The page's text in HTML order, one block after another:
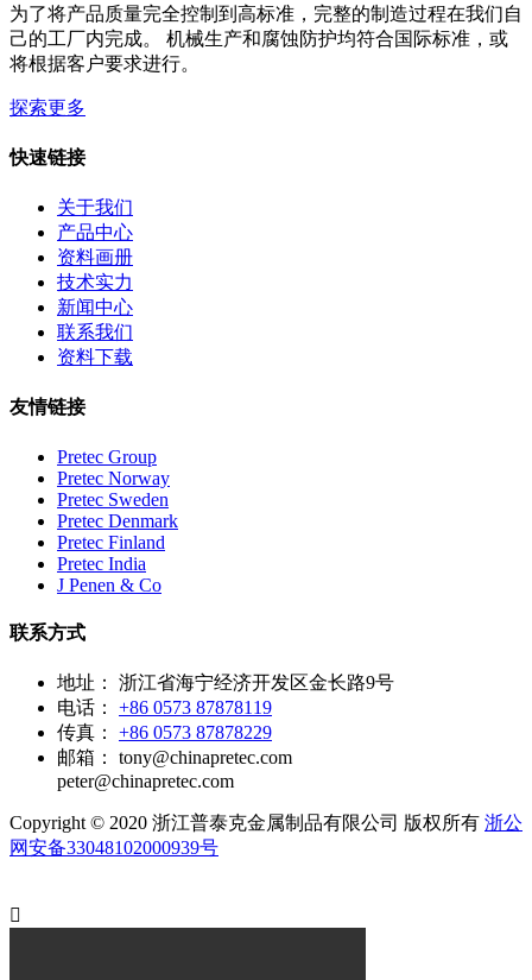
为了将产品质量完全控制到高标准，完整的制造过程在我们自
己的工厂内完成。 机械生产和腐蚀防护均符合国际标准，或
将根据客户要求进行。
探索更多
快速链接
关于我们
产品中心
资料画册
技术实力
新闻中心
联系我们
资料下载
友情链接
Pretec Group
Pretec Norway
Pretec Sweden
Pretec Denmark
Pretec Finland
Pretec India
J Penen & Co
联系方式
地址：
浙江省海宁经济开发区金长路9号
电话：
+86 0573 87878119
传真：
+86 0573 87878229
邮箱：
tony@chinapretec.com
peter@chinapretec.com
Copyright © 2020 浙江普泰克金属制品有限公司 版权所有 浙公
网安备33048102000939号
